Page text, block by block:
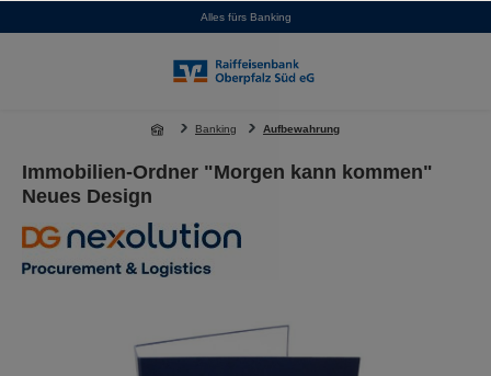
Alles fürs Banking
Banking Aufbewahrung
Immobilien-Ordner "Morgen kann kommen"
Neues Design